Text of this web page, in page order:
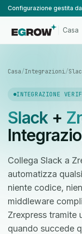
Casa
Casa/Integrazioni/
INTEGRAZIONE
Slack+
Collega Slack a
automatizza
niente codice,
middleware
Zrexpress tramite
quando succede